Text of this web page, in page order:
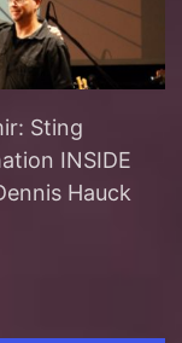
Sting
INSIDE
Hauck